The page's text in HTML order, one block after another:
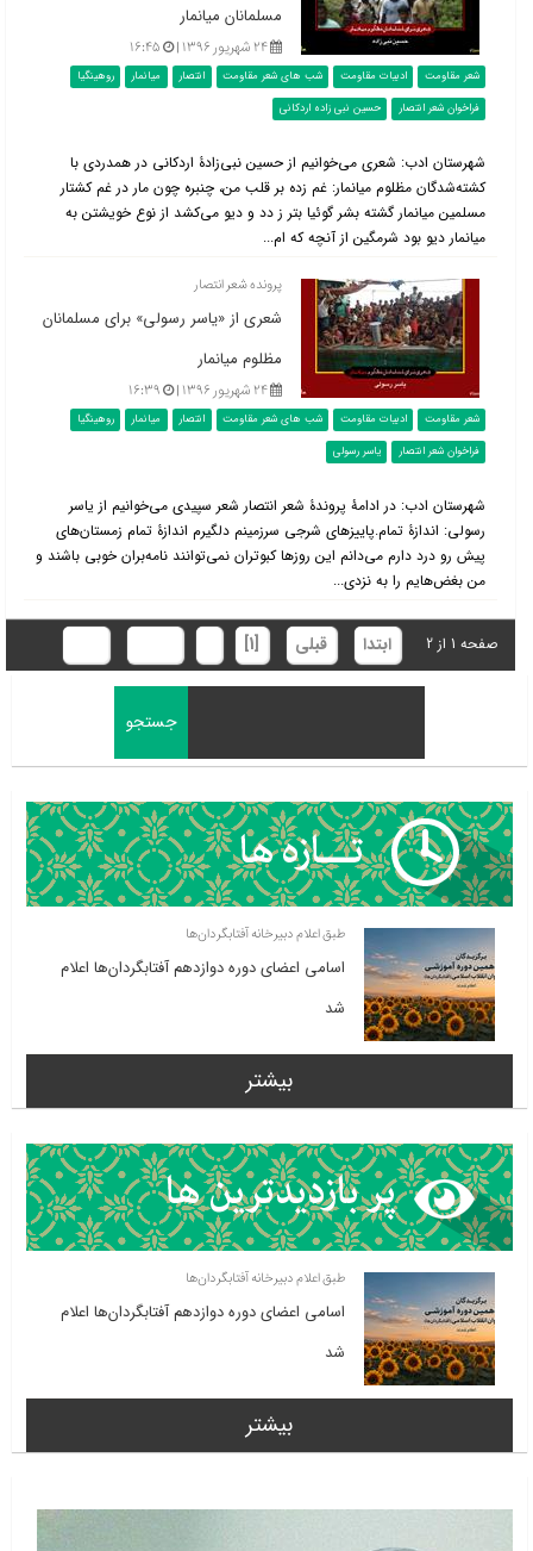
مسلمانان میانمار
۲۴ شهریور ۱۳۹۶ | ۱۶:۴۵
شعر مقاومت ادبیات مقاومت شب های شعر مقاومت انتصار میانمار
روهینگیا
فراخوان شعر انتصار
حسین نبی زاده اردکانی
شهرستان ادب: شعری می‌خوانیم از حسین نبی‌زادۀ اردکانی در همدردی با
کشته‌شدگان مظلوم میانمار: غم زده بر قلب من، چنبره چون مار در غم کشتار
مسلمین میانمار گشته بشر گوئیا بتر ز دد و دیو می‌کشد از نوع خویشتن به
میانمار دیو بود شرمگین از آنچه که ام...
پرونده شعر انتصار
شعری از «یاسر رسولی» برای مسلمانان
مظلوم میانمار
۲۴ شهریور ۱۳۹۶ | ۱۶:۳۹
شعر مقاومت ادبیات مقاومت شب های شعر مقاومت انتصار میانمار
روهینگیا
فراخوان شعر انتصار
یاسر رسولی
شهرستان ادب: در ادامۀ پروندۀ شعر انتصار شعر سپیدی می‌خوانیم از یاسر
رسولی: اندازۀ تمام.پاییزهای شرجی سرزمینم دلگیرم اندازۀ تمام زمستان‌های
پیش رو درد دارم می‌دانم این روزها کبوتران نمی‌توانند نامه‌بران خوبی باشند و
من بغض‌هایم را به نزدی...
صفحه 1 از 2 ابتدا قبلی [1]
طبق اعلام دبیرخانه آفتابگردان‌ها
اسامی اعضای دوره دوازدهم آفتابگردان‌ها اعلام
شد
بیشتر
طبق اعلام دبیرخانه آفتابگردان‌ها
اسامی اعضای دوره دوازدهم آفتابگردان‌ها اعلام
شد
بیشتر